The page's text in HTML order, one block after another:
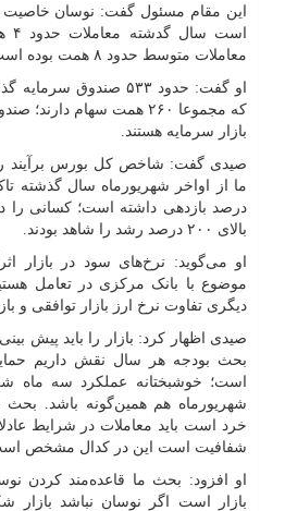
این مقام مسئول گفت: نوسان خاصیت
معاملات متوسط حدود ۸ همت بوده است.
او گفت: حدود ۵۳۳ صندوق
که مجموعا ۲۶۰ همت سهام
بازار سرمایه هستند‌.
صیدی گفت: شاخص کل بورس برآیند
بالای ۲۰۰ درصد رشد را شاهد بودند.
او می‌گوید: نرخ‌های سود در بازار
موضوع با بانک مرکزی در تعامل
دیگری تفاوت نرخ ارز بازار توافقی و
صیدی اظهار کرد: بازار را باید پیش
بحث بودجه هر سال نقش داریم حمایت
است؛ خوشبختانه عملکرد سه ماه
شهریورماه هم همین‌گونه باشد. بحث
خرد است باید معاملات در شرایط
شفافیت است این در کدال مشخص
او افزود: بحث ما قاعده‌مند کردن
بازار است اگر نوسان نباشد بازار